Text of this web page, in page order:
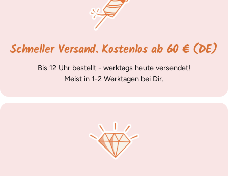
Schneller Versand. Kostenlos ab 60 € (DE)
Bis 12 Uhr bestellt - werktags heute versendet!
Meist in 1-2 Werktagen bei Dir.